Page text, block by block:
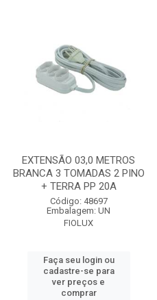
EXTENSÃO 03,0 METROS
BRANCA 3 TOMADAS 2 PINO
+ TERRA PP 20A
Código: 48697
Embalagem: UN
FIOLUX
Faça seu login ou
cadastre-se para
ver preços e
comprar